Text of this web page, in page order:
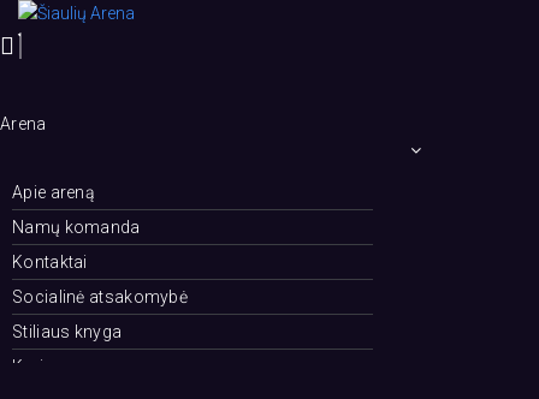
Skip
to
content
Arena
Apie areną
Namų komanda
Kontaktai
Socialinė atsakomybė
Stiliaus knyga
Karjera